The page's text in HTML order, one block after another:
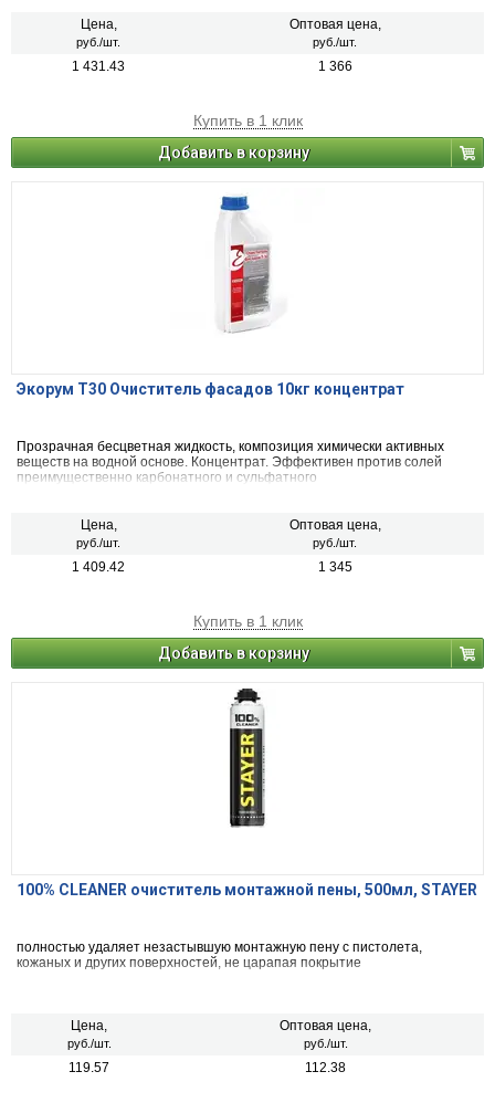
Цена,
руб./шт.
Оптовая цена,
руб./шт.
1 431.43 1 366
Купить в 1 клик
Добавить в корзину
Экорум Т30 Очиститель фасадов 10кг концентрат
Прозрачная бесцветная жидкость, композиция химически активных
веществ на водной основе. Концентрат. Эффективен против солей
преимущественно карбонатного и сульфатного
растворных пятен.
Цена,
руб./шт.
Оптовая цена,
руб./шт.
1 409.42 1 345
Купить в 1 клик
Добавить в корзину
100% CLEANER очиститель монтажной пены, 500мл, STAYER
полностью удаляет незастывшую монтажную пену с пистолета,
кожаных и других поверхностей, не царапая покрытие
Цена,
руб./шт.
Оптовая цена,
руб./шт.
119.57 112.38